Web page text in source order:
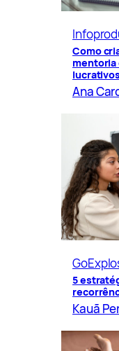
Como
mentoria
Ana
5
Kauã